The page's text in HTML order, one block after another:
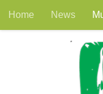
Salta al contenuto
Home News